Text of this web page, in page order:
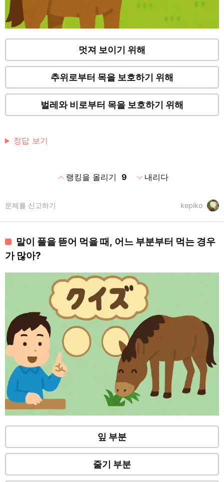
멋져 보이기 위해
추위로부터 목을 보호하기 위해
벌레와 비로부터 목을 보호하기 위해
정답 보기
expand_less랭킹을 올리기 9 expand_more내리다
kepiko
문제를 신고하기
말이 풀을 뜯어 먹을 때, 어느 부분부터 먹는 경우
가 많아?
잎 부분
줄기 부분